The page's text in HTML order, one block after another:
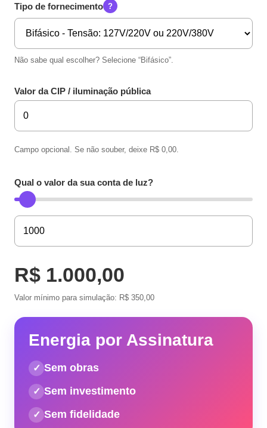
Tipo de fornecimento ?
Não sabe qual escolher? Selecione “Bifásico”.
Valor da CIP / iluminação pública
Campo opcional. Se não souber, deixe R$ 0,00.
Qual o valor da sua conta de luz?
R$ 1.000,00
Valor mínimo para simulação: R$ 350,00
Energia por Assinatura
✓ Sem obras
✓ Sem investimento
✓ Sem fidelidade